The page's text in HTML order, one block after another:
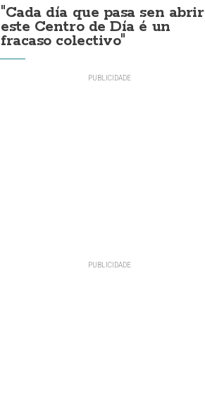
"Cada día que pasa sen abrir
este Centro de Día é un
fracaso colectivo"